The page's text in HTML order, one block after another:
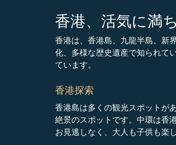
香港、活気に満
香港は、香港島、九龍半島、新
化、多様な歴史遺産で知られて
ています。
香港探索
香港島は多くの観光スポットが
絶景のスポットです。中環は香
お見逃しなく、大人も子供も楽